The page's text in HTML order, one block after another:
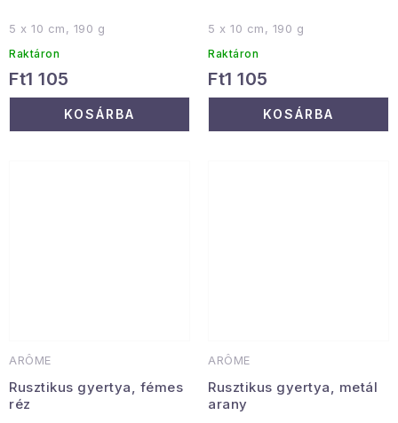
5 x 10 cm, 190 g
Raktáron
Ft1 105
KOSÁRBA
5 x 10 cm, 190 g
Raktáron
Ft1 105
KOSÁRBA
ARÔME
Rusztikus gyertya, fémes
réz
ARÔME
Rusztikus gyertya, metál
arany